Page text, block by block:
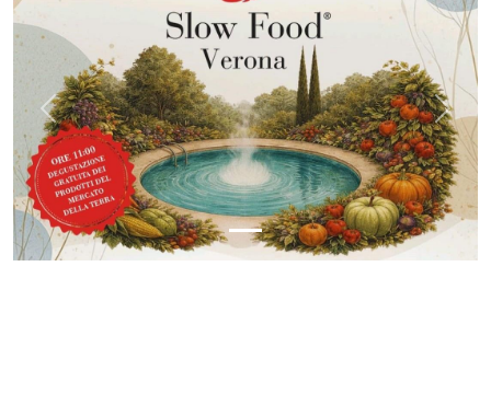
Previous Next